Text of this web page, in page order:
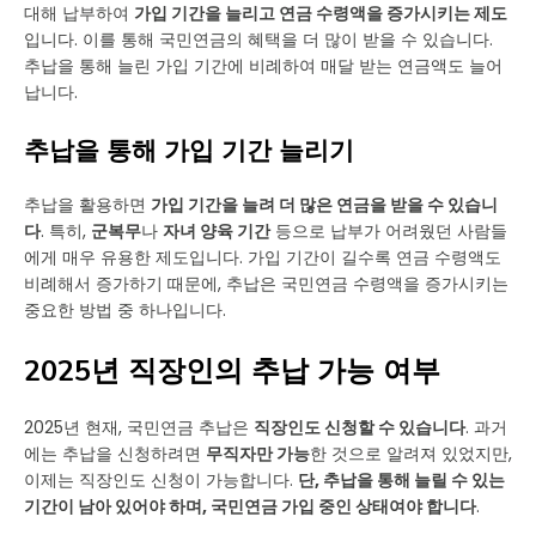
대해 납부하여 가입 기간을 늘리고 연금 수령액을 증가시키는 제도
입니다. 이를 통해 국민연금의 혜택을 더 많이 받을 수 있습니다.
추납을 통해 늘린 가입 기간에 비례하여 매달 받는 연금액도 늘어
납니다.
추납을 통해 가입 기간 늘리기
추납을 활용하면 가입 기간을 늘려 더 많은 연금을 받을 수 있습니
다. 특히, 군복무나 자녀 양육 기간등으로 납부가 어려웠던 사람들
에게 매우 유용한 제도입니다. 가입 기간이 길수록 연금 수령액도
비례해서 증가하기 때문에, 추납은 국민연금 수령액을 증가시키는
중요한 방법 중 하나입니다.
2025년 직장인의 추납 가능 여부
2025년 현재, 국민연금 추납은 직장인도 신청할 수 있습니다. 과거
에는 추납을 신청하려면 무직자만 가능한 것으로 알려져 있었지만,
이제는 직장인도 신청이 가능합니다. 단, 추납을 통해 늘릴 수 있는
기간이 남아 있어야 하며, 국민연금 가입 중인 상태여야 합니다.